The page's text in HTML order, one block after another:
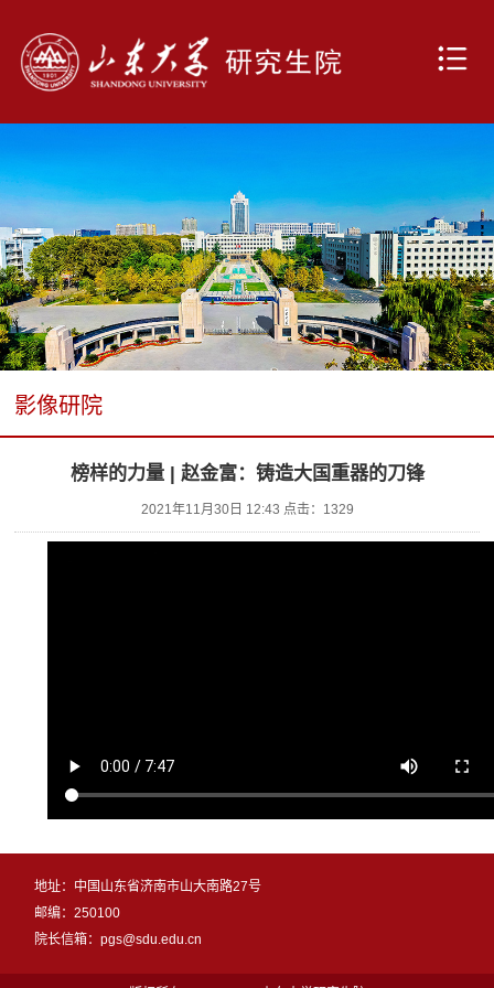
影像研院
榜样的力量 | 赵金富：铸造大国重器的刀锋
2021年11月30日 12:43 点击： 1329
地址：中国山东省济南市山大南路27号
邮编：250100
院长信箱：pgs@sdu.edu.cn